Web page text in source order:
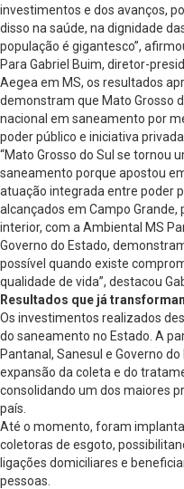
investimentos e dos avanços,
disso na saúde, na dignidade
população é gigantesco”,
Para Gabriel Buim, diretor-
Aegea em MS, os resultados
demonstram que Mato Grosso
nacional em saneamento por
poder público e iniciativa privada.
“Mato Grosso do Sul se tornou
saneamento porque apostou
atuação integrada entre poder
alcançados em Campo Grande,
interior, com a Ambiental MS
Governo do Estado,
possível quando existe
qualidade de vida”, destacou
Resultados que já
Os investimentos realizados
do saneamento no Estado. A
Pantanal, Sanesul e Governo
expansão da coleta e do
consolidando um dos maiores
país.
Até o momento, foram
coletoras de esgoto,
ligações domiciliares e
pessoas.